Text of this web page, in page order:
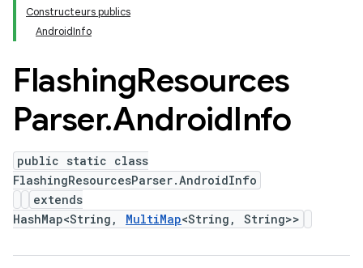
Constructeurs publics
AndroidInfo
FlashingResources
Parser.AndroidInfo
public static class
FlashingResourcesParser.AndroidInfo
extends
HashMap<String, MultiMap<String, String>>